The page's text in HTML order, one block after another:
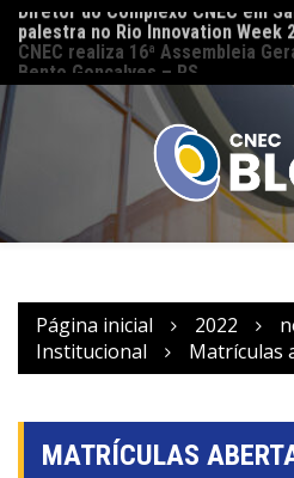
palestra no Rio Innovation Week
CNEC realiza 16ª Assembleia
Bento Gonçalves – RS
Página inicial 2022
Institucional
Matrículas
MATRÍCULAS